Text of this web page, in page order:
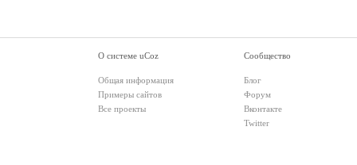
О системе uCoz
Общая информация
Примеры сайтов
Все проекты
Сообщество
Блог
Форум
Вконтакте
Twitter